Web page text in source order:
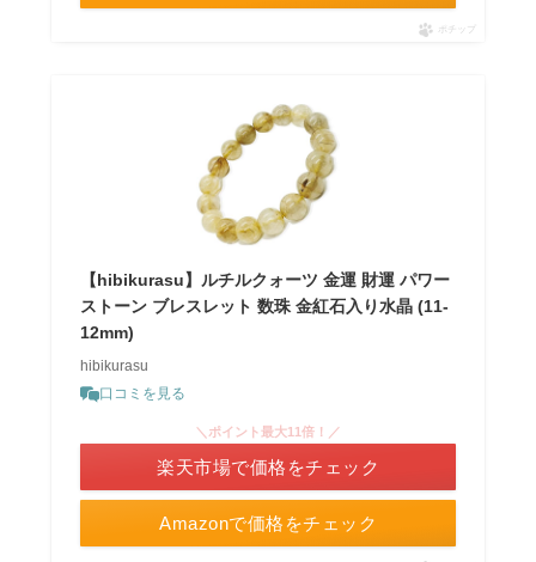
ポチップ
【hibikurasu】ルチルクォーツ 金運 財運 パワー
ストーン ブレスレット 数珠 金紅石入り水晶 (11-
12mm)
hibikurasu
口コミを見る
Amazonで価格をチェック
＼ポイント最大11倍！／
楽天市場で価格をチェック